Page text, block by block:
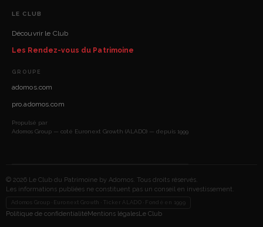
LE CLUB
Découvrir le Club
Les Rendez-vous du Patrimoine
GROUPE
adomos.com
pro.adomos.com
Propulsé par
Adomos Group — coté Euronext Growth (ALADO) — depuis 1999
© 2026 Le Club du Patrimoine by Adomos. Tous droits réservés.
Les informations publiées ne constituent pas un conseil en investissement.
Adomos Group · Euronext Growth · Ticker ALADO · Fondé en 1999
Politique de confidentialitéMentions légalesLe Club